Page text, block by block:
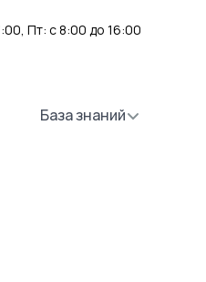
Пт: с 8:00 до 16:00
База знаний